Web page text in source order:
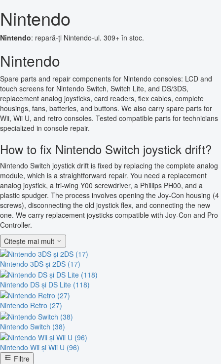
Nintendo
Nintendo: repară-ți Nintendo-ul. 309+ în stoc.
Nintendo
Spare parts and repair components for Nintendo consoles: LCD and
touch screens for Nintendo Switch, Switch Lite, and DS/3DS,
replacement analog joysticks, card readers, flex cables, complete
housings, fans, batteries, and buttons. We also carry spare parts for
Wii, Wii U, and retro consoles. Tested compatible parts for technicians
specialized in console repair.
How to fix Nintendo Switch joystick drift?
Nintendo Switch joystick drift is fixed by replacing the complete analog
module, which is a straightforward repair. You need a replacement
analog joystick, a tri-wing Y00 screwdriver, a Phillips PH00, and a
plastic spudger. The process involves opening the Joy-Con housing (4
screws), disconnecting the old joystick flex, and connecting the new
one. We carry replacement joysticks compatible with Joy-Con and Pro
Controller.
Citește mai mult
Nintendo 3DS și 2DS (17)
Nintendo DS și DS Lite (118)
Nintendo Retro (27)
Nintendo Switch (38)
Nintendo Wii și Wii U (96)
Filtre